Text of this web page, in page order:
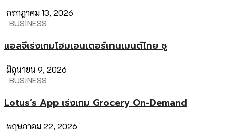
กรกฎาคม 13, 2026
BUSINESS
แอลจีเร่งเกมโฮมเอนเตอร์เทนเมนต์ไทย ชู
มิถุนายน 9, 2026
BUSINESS
Lotus’s App เร่งเกม Grocery On-Demand
พฤษภาคม 22, 2026